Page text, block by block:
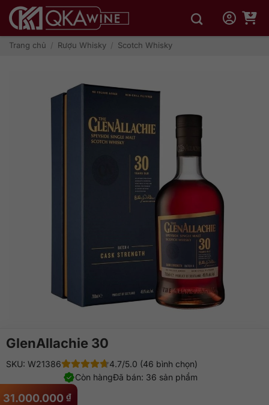
qua
dungTrang chủ / Rượu Whisky / Scotch Whisky
GlenAllachie 30
31.000.000 ₫
SKU: W21386
4.7/5.0 (46 bình chọn)
Đã bán: 36 sản phẩm
Còn hàng